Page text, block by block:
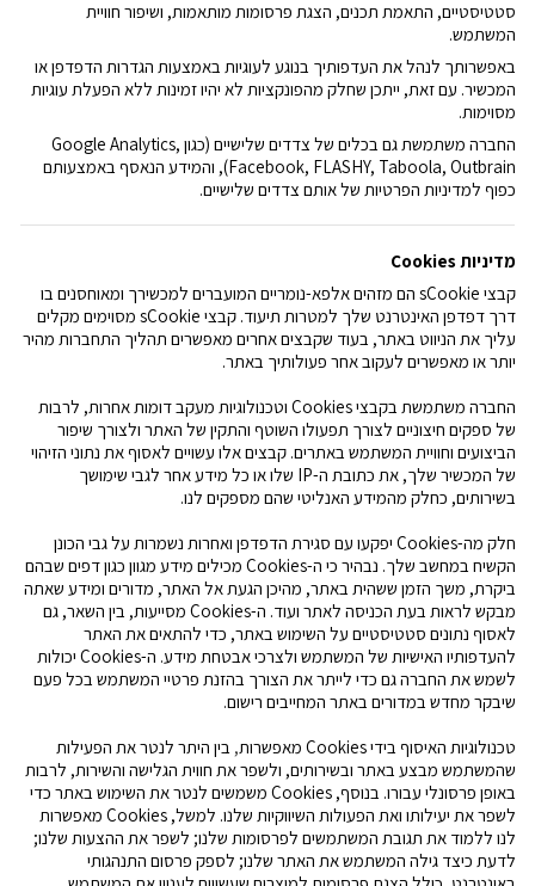
סטטיסטיים, התאמת תכנים, הצגת פרסומות מותאמות, ושיפור חוויית
המשתמש.
באפשרותך לנהל את העדפותיך בנוגע לעוגיות באמצעות הגדרות הדפדפן או
המכשיר. עם זאת, ייתכן שחלק מהפונקציות לא יהיו זמינות ללא הפעלת עוגיות
מסוימות.
החברה משתמשת גם בכלים של צדדים שלישיים (כגון Google Analytics,
Facebook, FLASHY, Taboola, Outbrain), והמידע הנאסף באמצעותם
כפוף למדיניות הפרטיות של אותם צדדים שלישיים.
מדיניות Cookies
קבצי Cookie
s הם מזהים אלפא-נומריים המועברים למכשירך ומאוחסנים בו
דרך דפדפן האינטרנט שלך למטרות תיעוד. קבצי Cookie
s מסוימים מקלים
עליך את הניווט באתר, בעוד שקבצים אחרים מאפשרים תהליך התחברות מהיר
יותר או מאפשרים לעקוב אחר פעולותיך באתר.
החברה משתמשת בקבציCookies וטכנולוגיות מעקב דומות אחרות, לרבות
של ספקים חיצוניים לצורך תפעולו השוטף והתקין של האתר ולצורך שיפור
הביצועים וחוויית המשתמש באתרים. קבצים אלו עשויים לאסוף את נתוני הזיהוי
של המכשיר שלך, את כתובת ה-IP שלו או כל מידע אחר לגבי שימושך
בשירותים, כחלק מהמידע האנליטי שהם מספקים לנו.
חלק מה-Cookies יפקעו עם סגירת הדפדפן ואחרות נשמרות על גבי הכונן
הקשיח במחשב שלך. נבהיר כי ה-Cookies מכילים מידע מגוון כגון דפים שבהם
ביקרת, משך הזמן ששהית באתר, מהיכן הגעת אל האתר, מדורים ומידע שאתה
מבקש לראות בעת הכניסה לאתר ועוד. ה-Cookies מסייעות, בין השאר, גם
לאסוף נתונים סטטיסטיים על השימוש באתר, כדי להתאים את האתר
להעדפותיו האישיות של המשתמש ולצרכי אבטחת מידע. ה-Cookies יכולות
לשמש את החברה גם כדי לייתר את הצורך בהזנת פרטיי המשתמש בכל פעם
שיבקר מחדש במדורים באתר המחייבים רישום.
טכנולוגיות האיסוף בידיCookies מאפשרות, בין היתר לנטר את הפעילות
שהמשתמש מבצע באתר ובשירותים, ולשפר את חווית הגלישה והשירות, לרבות
באופן פרסונלי עבורו. בנוסף, Cookies משמשים לנטר את השימוש באתר כדי
לשפר את יעילותו ואת הפעולות השיווקיות שלנו. למשל, Cookies מאפשרות
לנו ללמוד את תגובת המשתמשים לפרסומות שלנו; לשפר את ההצעות שלנו;
לדעת כיצד גילה המשתמש את האתר שלנו; לספק פרסום התנהגותי